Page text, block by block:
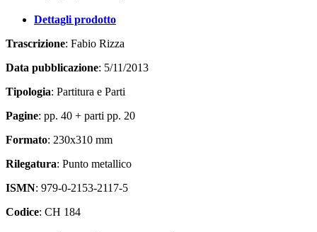
Dettagli prodotto
Trascrizione: Fabio Rizza
Data pubblicazione: 5/11/2013
Tipologia: Partitura e Parti
Pagine: pp. 40 + parti pp. 20
Formato: 230x310 mm
Rilegatura: Punto metallico
ISMN: 979-0-2153-2117-5
Codice: CH 184